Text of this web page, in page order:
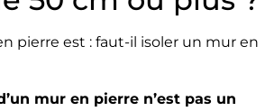
pierre est : faut-il isoler un mur en
mur en pierre n’est pas un